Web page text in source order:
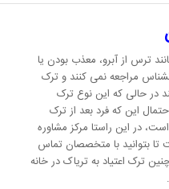
ترس از آبرو، معذب بودن یا
مراجعه نمی کنند و ترک
در حالی که این نوع ترک
این که فرد بعد از ترک
در این راستا مرکز مشاوره
تا بتوانید با متخصصان تماس
ترک اعتیاد به تریاک در خانه